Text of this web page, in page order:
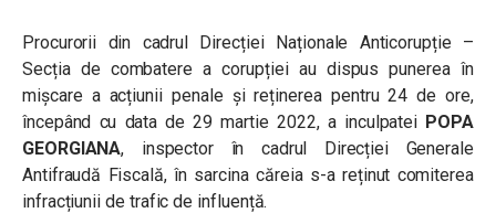
Procurorii din cadrul Direcției Naționale Anticorupție –
Secția de combatere a corupției au dispus punerea în
mișcare a acțiunii penale și reținerea pentru 24 de ore,
începând cu data de 29 martie 2022, a inculpatei POPA
GEORGIANA, inspector în cadrul Direcției Generale
Antifraudă Fiscală, în sarcina căreia s-a reținut comiterea
infracțiunii de trafic de influență.